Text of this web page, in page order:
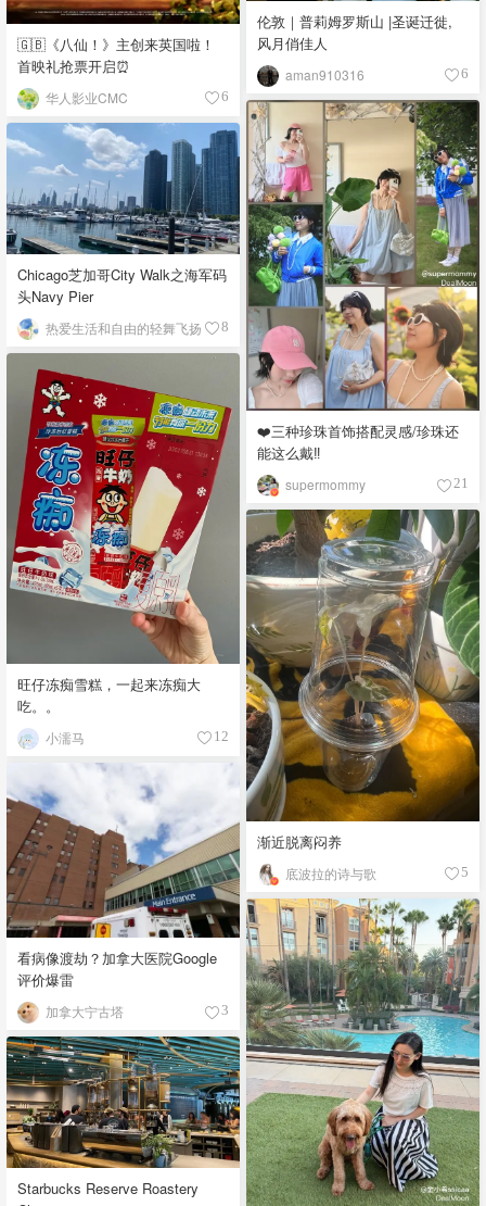
🇬🇧《八仙！》主创来英国啦！
首映礼抢票开启⏰
华人影业CMC 6
伦敦｜普莉姆罗斯山 |圣诞迁徙,
风月俏佳人
aman910316 6
❤️三种珍珠首饰搭配灵感/珍珠还
能这么戴‼️
supermommy 21
Chicago芝加哥City Walk之海军码
头Navy Pier
热爱生活和自由的轻舞飞扬 8
旺仔冻痴雪糕，一起来冻痴大
吃。。
小濡马 12
渐近脱离闷养
底波拉的诗与歌 5
看病像渡劫？加拿大医院Google
评价爆雷
加拿大宁古塔 3
Starbucks Reserve Roastery